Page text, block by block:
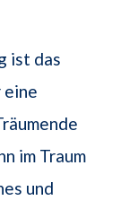
ist das
eine
im Traum
und